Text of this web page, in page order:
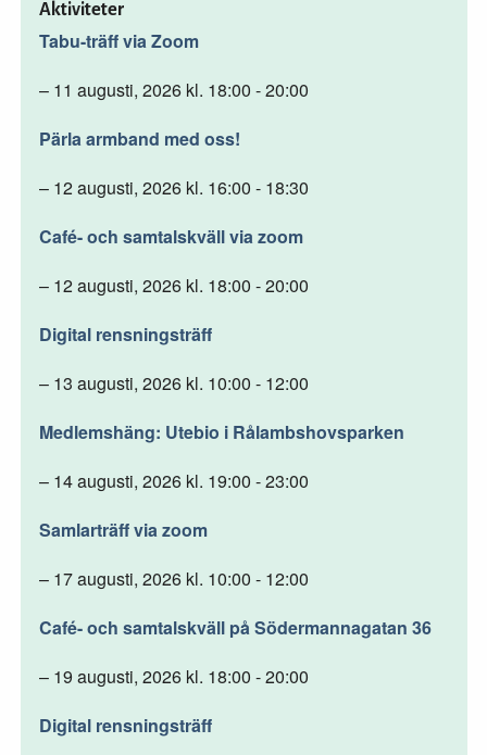
Aktiviteter
Tabu-träff via Zoom
– 11 augusti, 2026 kl. 18:00 - 20:00
Pärla armband med oss!
– 12 augusti, 2026 kl. 16:00 - 18:30
Café- och samtalskväll via zoom
– 12 augusti, 2026 kl. 18:00 - 20:00
Digital rensningsträff
– 13 augusti, 2026 kl. 10:00 - 12:00
Medlemshäng: Utebio i Rålambshovsparken
– 14 augusti, 2026 kl. 19:00 - 23:00
Samlarträff via zoom
– 17 augusti, 2026 kl. 10:00 - 12:00
Café- och samtalskväll på Södermannagatan 36
– 19 augusti, 2026 kl. 18:00 - 20:00
Digital rensningsträff